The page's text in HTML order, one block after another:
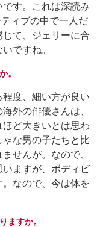
です。これは深読み
ィブの中で一人だ
て、ジェリーに合
ですね。
。
度、細い方が良い
外の俳優さんは、
ど大きいとは思わ
な男の子たちと比
せんが。なので、
ますが、ボディビ
なので、今は体を
ますか。